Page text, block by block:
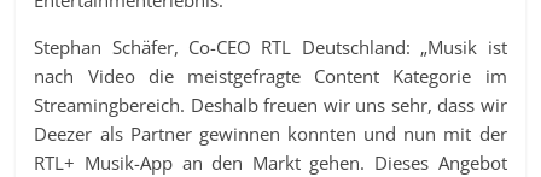
Stephan Schäfer, Co-CEO RTL Deutschland: „Musik ist
nach Video die meistgefragte Content Kategorie im
Streamingbereich. Deshalb freuen wir uns sehr, dass wir
Deezer als Partner gewinnen konnten und nun mit der
RTL+ Musik-App an den Markt gehen. Dieses Angebot